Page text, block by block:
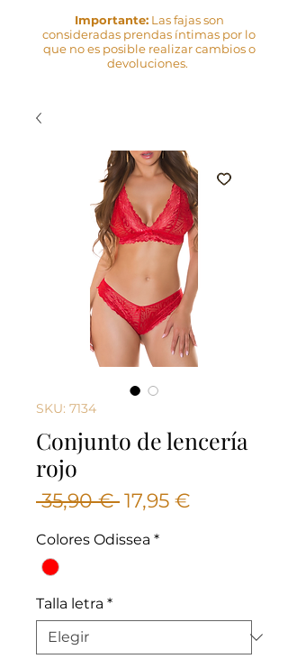
Importante:Las fajas son
consideradas prendas íntimas por lo
que no es posible realizar cambios o
devoluciones.
SKU: 7134
Conjunto de lencería
rojo
35,90 € Precio
17,95 €
Colores Odissea *
Talla letra *